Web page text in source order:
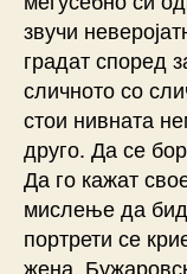
звучи
градат според
сличното со
стои нивната
друго. Да се
Да го кажат
мислење да
портрети се
жена.